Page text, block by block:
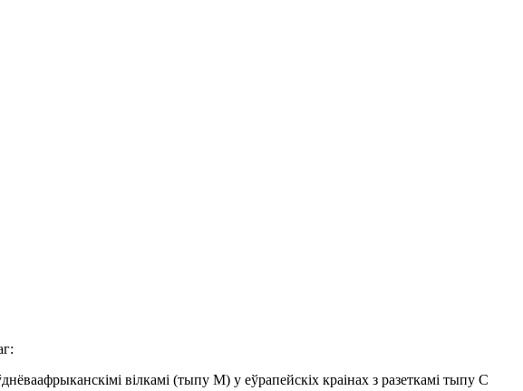
вілкамі (тыпу M) у еўрапейскіх краінах з разеткамі тыпу C